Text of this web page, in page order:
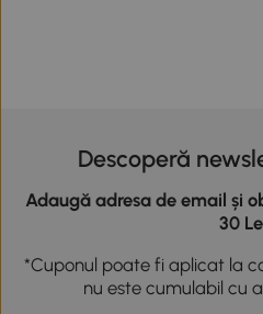
Descoperă
Adaugă adresa de email și
30
*Cuponul poate fi aplicat la
nu este cumulabil cu